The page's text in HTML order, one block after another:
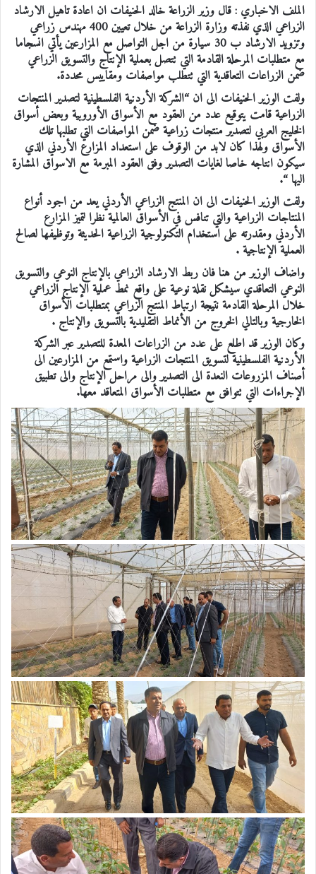
الملف الاخباري : قال وزير الزراعة خالد الحنيفات ان اعادة تاهيل الارشاد
الزراعي الذي نفذته وزارة الزراعة من خلال تعيين 400 مهندس زراعي
وتزويد الارشاد ب 30 سيارة من اجل التواصل مع المزارعين يأتي انسجاما
مع متطلبات المرحلة القادمة التي تتصل بعملية الإنتاج والتسويق الزراعي
ضمن الزراعات التعاقدية التي تتطلب مواصفات ومقاييس محددة.
ولفت الوزير الحنيفات الى ان “الشركة الأردنية الفلسطينية لتصدير المنتجات
الزراعية قامت يتوقيع عدد من العقود مع الأسواق الأوروبية وبعض أسواق
الخليج العربي لتصدير منتجات زراعية ضمن المواصفات التي تطلبها تلك
الأسواق ولهذا كان لابد من الوقوف على استعداد المزارع الأردني الذي
سيكون انتاجه خاصا لغايات التصدير وفق العقود المبرمة مع الاسواق المشارة
اليها “.
ولفت الوزير الحنيفات الى ان المنتج الزراعي الأردني يعد من اجود أنواع
المنتاجات الزراعية والتي تنافس في الأسواق العالمية نظرا لتميز المزارع
الأردني ومقدرته على استخدام التكنولوجية الزراعية الحديثة وتوظيفها لصالح
العملية الإنتاجية .
واضاف الوزير من هنا فان ربط الارشاد الزراعي بالإنتاج النوعي والتسويق
النوعي التعاقدي سيشكل نقلة نوعية على واقع نمط عملية الإنتاج الزراعي
خلال المرحلة القادمة نتيجة ارتباط المنتج الزراعي بمتطلبات الأسواق
الخارجية وبالتالي الخروج من الأنماط التقليدية بالتسويق والإنتاج .
وكان الوزير قد اطلع على عدد من الزراعات المعدة للتصدير عبر الشركة
الأردنية الفلسطينية لتسويق المنتجات الزراعية واستمع من المزارعين الى
أصناف المزروعات النعدة الى التصدير والى مراحل الإنتاج والى تطبيق
الإجراءات التي تتوافق مع متطلبات الأسواق المتعاقد معها.